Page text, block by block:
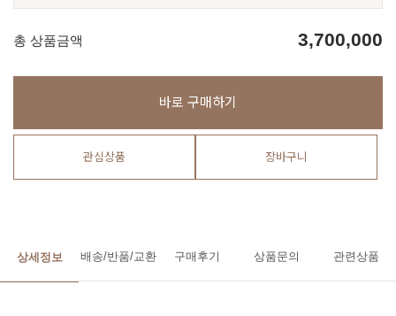
총 상품금액 3,700,000
바로 구매하기
관심상품 장바구니
상세정보 배송/반품/교환 구매후기 상품문의 관련상품